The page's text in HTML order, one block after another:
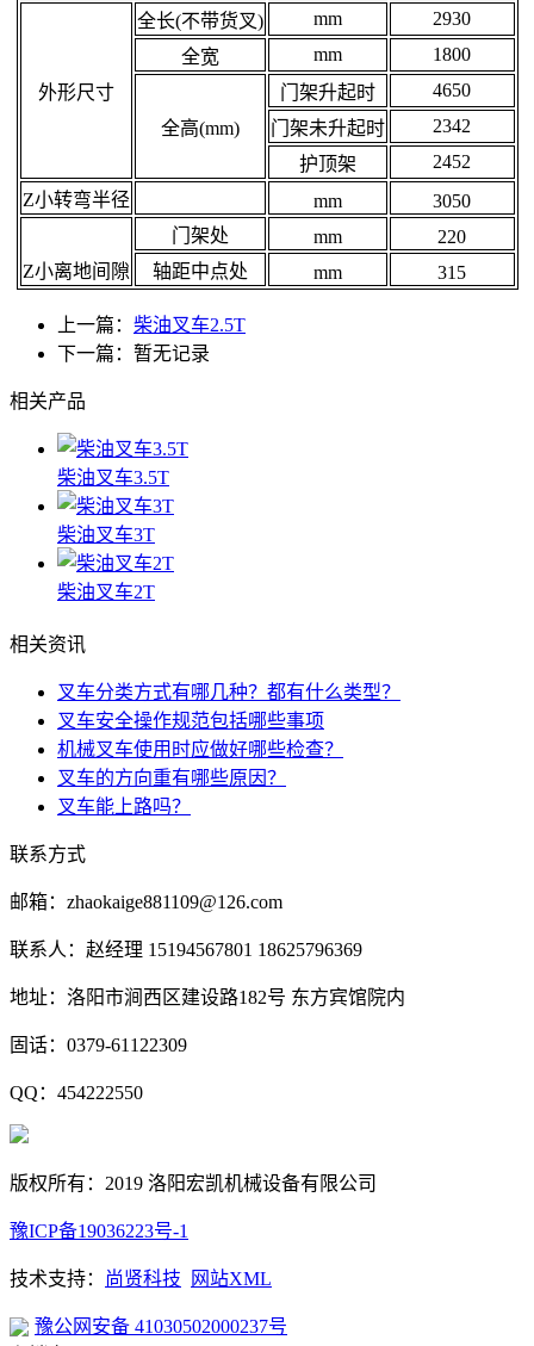
外形尺寸
全长(不带货叉) mm
2930
全宽
mm 1800
全高(mm)
门架升起时
4650
门架未升起时
2342
护顶架
2452
Z小转弯半径
mm 3050
Z小离地间隙
门架处 mm
220
轴距中点处
mm 315
上一篇： 柴油叉车2.5T
下一篇：暂无记录
相关产品
柴油叉车3.5T
柴油叉车3T
柴油叉车2T
相关资讯
叉车分类方式有哪几种？都有什么类型？
叉车安全操作规范包括哪些事项
机械叉车使用时应做好哪些检查？
叉车的方向重有哪些原因？
叉车能上路吗？
联系方式
邮箱：zhaokaige881109@126.com
联系人：赵经理 15194567801 18625796369
地址：洛阳市涧西区建设路182号 东方宾馆院内
固话：0379-61122309
QQ：454222550
版权所有：2019 洛阳宏凯机械设备有限公司
豫ICP备19036223号-1
技术支持： 尚贤科技 网站XML
豫公网安备 41030502000237号